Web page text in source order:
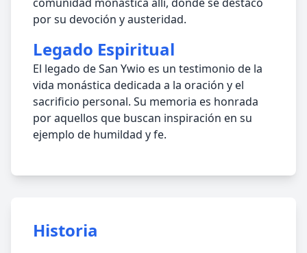
por su devoción y austeridad.
Legado Espiritual
El legado de San Ywio es un testimonio de la
vida monástica dedicada a la oración y el
sacrificio personal. Su memoria es honrada
por aquellos que buscan inspiración en su
ejemplo de humildad y fe.
Historia